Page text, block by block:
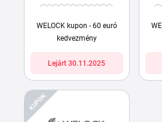
WELOCK kupon - 60 euró
kedvezmény
Lejárt 30.11.2025
KUPON